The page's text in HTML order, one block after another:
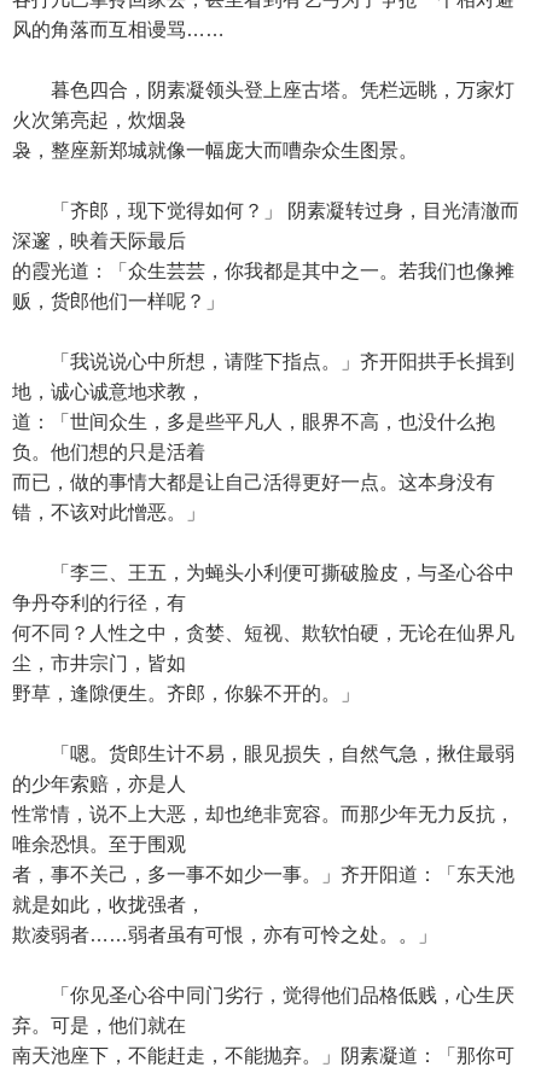
风的角落而互相谩骂……
暮色四合，阴素凝领头登上座古塔。凭栏远眺，万家灯
火次第亮起，炊烟袅
袅，整座新郑城就像一幅庞大而嘈杂众生图景。
「齐郎，现下觉得如何？」 阴素凝转过身，目光清澈而
深邃，映着天际最后
的霞光道：「众生芸芸，你我都是其中之一。若我们也像摊
贩，货郎他们一样呢？」
「我说说心中所想，请陛下指点。」齐开阳拱手长揖到
地，诚心诚意地求教，
道：「世间众生，多是些平凡人，眼界不高，也没什么抱
负。他们想的只是活着
而已，做的事情大都是让自己活得更好一点。这本身没有
错，不该对此憎恶。」
「李三、王五，为蝇头小利便可撕破脸皮，与圣心谷中
争丹夺利的行径，有
何不同？人性之中，贪婪、短视、欺软怕硬，无论在仙界凡
尘，市井宗门，皆如
野草，逢隙便生。齐郎，你躲不开的。」
「嗯。货郎生计不易，眼见损失，自然气急，揪住最弱
的少年索赔，亦是人
性常情，说不上大恶，却也绝非宽容。而那少年无力反抗，
唯余恐惧。至于围观
者，事不关己，多一事不如少一事。」齐开阳道：「东天池
就是如此，收拢强者，
欺凌弱者……弱者虽有可恨，亦有可怜之处。。」
「你见圣心谷中同门劣行，觉得他们品格低贱，心生厌
弃。可是，他们就在
南天池座下，不能赶走，不能抛弃。」阴素凝道：「那你可